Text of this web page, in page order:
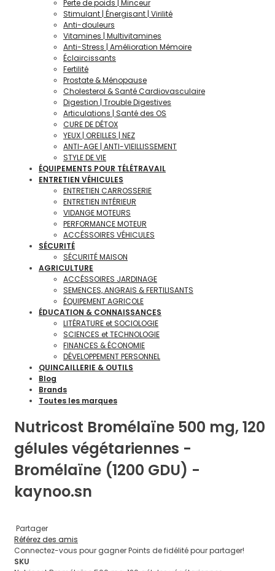
Perte de poids | Minceur
Stimulant | Énergisant | Virilité
Anti-douleurs
Vitamines | Multivitamines
Anti-Stress | Amélioration Mémoire
Éclaircissants
Fertilité
Prostate & Ménopause
Cholesterol & Santé Cardiovasculaire
Digestion | Trouble Digestives
Articulations | Santé des OS
CURE DE DÉTOX
YEUX | OREILLES | NEZ
ANTI-AGE | ANTI-VIEILLISSEMENT
STYLE DE VIE
ÉQUIPEMENTS POUR TÉLÉTRAVAIL
ENTRETIEN VÉHICULES
ENTRETIEN CARROSSERIE
ENTRETIEN INTÉRIEUR
VIDANGE MOTEURS
PERFORMANCE MOTEUR
ACCÉSSOIRES VÉHICULES
SÉCURITÉ
SÉCURITÉ MAISON
AGRICULTURE
ACCÉSSOIRES JARDINAGE
SEMENCES, ANGRAIS & FERTILISANTS
ÉQUIPEMENT AGRICOLE
ÉDUCATION & CONNAISSANCES
LITÉRATURE et SOCIOLOGIE
SCIENCES et TECHNOLOGIE
FINANCES & ÉCONOMIE
DÉVELOPPEMENT PERSONNEL
QUINCAILLERIE & OUTILS
Blog
Brands
Toutes les marques
Nutricost Bromélaïne 500 mg, 120
gélules végétariennes -
Bromélaïne (1200 GDU) -
kaynoo.sn
Partager
Référez des amis
Connectez-vous pour gagner Points de fidélité pour partager!
SKU